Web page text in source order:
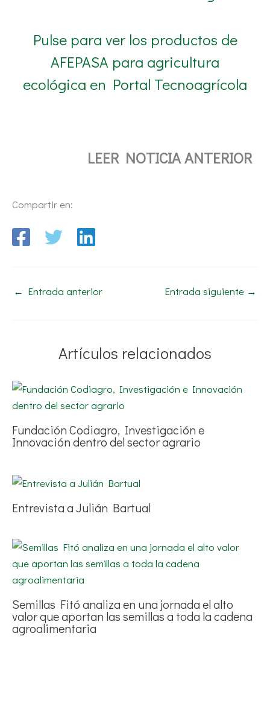
Pulse para ver los productos de
AFEPASA para agricultura
ecológica en Portal Tecnoagrícola
LEER NOTICIA ANTERIOR
Compartir en:
← Entrada anterior Entrada siguiente →
Artículos relacionados
Fundación Codiagro, Investigación e
Innovación dentro del sector agrario
Entrevista a Julián Bartual
Semillas Fitó analiza en una jornada el alto
valor que aportan las semillas a toda la cadena
agroalimentaria